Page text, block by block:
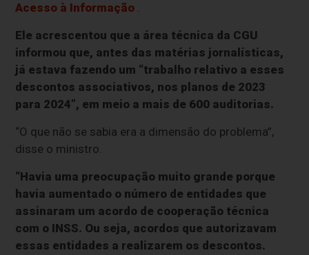
Acesso à Informação .
Ele acrescentou que a área técnica da CGU
informou que, antes das matérias jornalísticas,
já estava fazendo um “trabalho relativo a esses
descontos associativos, nos planos de 2023
para 2024”, em meio a mais de 600 auditorias.
“O que não se sabia era a dimensão do problema”,
disse o ministro.
“Havia uma preocupação muito grande porque
havia aumentado o número de entidades que
assinaram um acordo de cooperação técnica
com o INSS. Ou seja, acordos que autorizavam
essas entidades a realizarem os descontos.